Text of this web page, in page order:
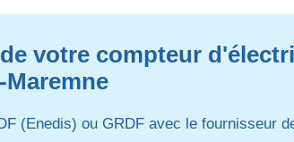
votre compteur
(Enedis) ou GRDF avec le fournisseur